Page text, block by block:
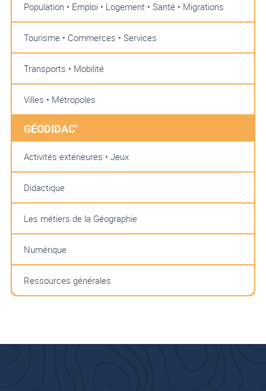
Population • Emploi • Logement • Santé • Migrations
Tourisme • Commerces • Services
Transports • Mobilité
Villes • Métropoles
GÉODIDAC'
Activités extérieures • Jeux
Didactique
Les métiers de la Géographie
Numérique
Ressources générales